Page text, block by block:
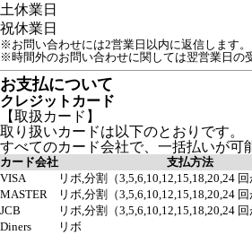
土休業日
祝休業日
※お問い合わせには2営業日以内に返信します。
※時間外のお問い合わせに関しては翌営業日の
お支払について
クレジットカード
【取扱カード】
取り扱いカードは以下のとおりです。
すべてのカード会社で、一括払いが可
カード会社
支払方法
VISA
リボ,分割（3,5,6,10,12,15,18,20,24
MASTER
リボ,分割（3,5,6,10,12,15,18,20,24
JCB
リボ,分割（3,5,6,10,12,15,18,20,24
Diners
リボ